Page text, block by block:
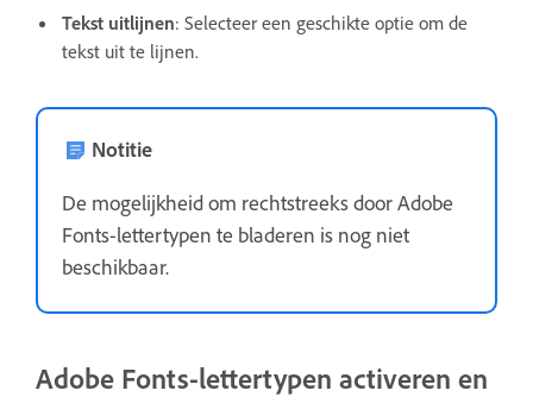
Tekst uitlijnen: Selecteer een geschikte optie om de
tekst uit te lijnen.
Notitie
De mogelijkheid om rechtstreeks door Adobe
Fonts-lettertypen te bladeren is nog niet
beschikbaar.
Adobe Fonts-lettertypen activeren en